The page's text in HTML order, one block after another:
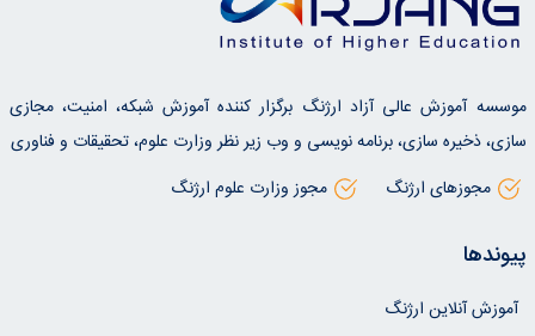
موسسه آموزش عالی آزاد ارژنگ برگزار کننده آموزش شبکه، امنیت، مجازی
سازی، ذخیره سازی، برنامه نویسی و وب زیر نظر وزارت علوم، تحقیقات و فناوری
مجوزهای ارژنگ
مجوز وزارت علوم ارژنگ
پیوندها
آموزش آنلاین ارژنگ